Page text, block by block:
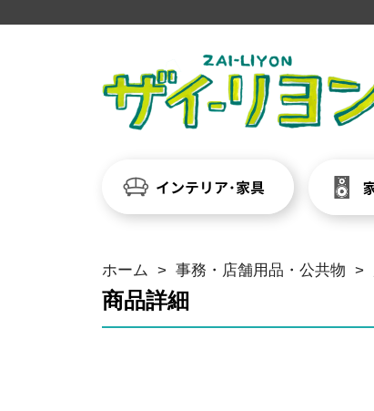
ホーム > 事務・店舗用品・公共物 >
商品詳細